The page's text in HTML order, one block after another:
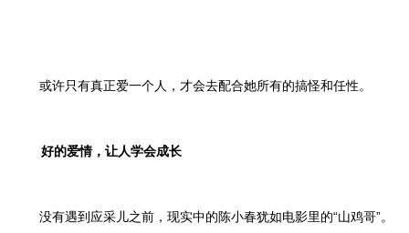
或许只有真正爱一个人，才会去配合她所有的搞怪和任性。
好的爱情，让人学会成长
没有遇到应采儿之前，现实中的陈小春犹如电影里的“山鸡哥”。